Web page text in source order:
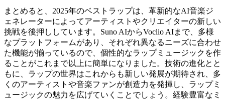
まとめると、2025年のベストラップは、革新的なAI音楽ジ
ェネレーターによってアーティストやクリエイターの新しい
挑戦を後押ししています。Suno AIからVoclio AIまで、多様
なプラットフォームがあり、それぞれ異なるニーズに合わせ
た機能が揃っているので、個性的なラップミュージックを作
ることがこれまで以上に簡単になりました。技術の進化とと
もに、ラップの世界はこれからも新しい発展が期待され、多
くのアーティストや音楽ファンが創造力を発揮し、ラップミ
ュージックの魅力を広げていくことでしょう。経験豊富なミ